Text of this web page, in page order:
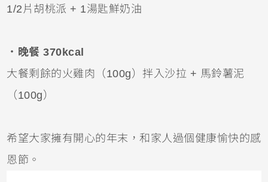
1/2片胡桃派 + 1湯匙鮮奶油
． 晚餐 370kcal
大餐剩餘的火雞肉（100g ）拌入沙拉 + 馬鈴薯泥
（100g ）
希望大家擁有開心的年末，和家人過個健康愉快的感
恩節。